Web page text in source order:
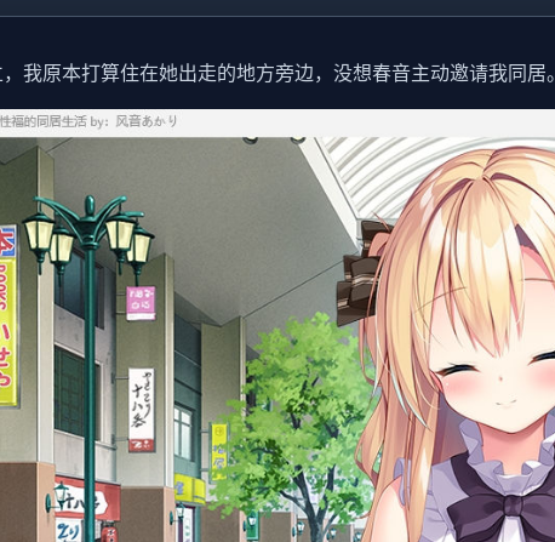
我原本打算住在她出走的地方旁边，没想春音主动邀请我同居。